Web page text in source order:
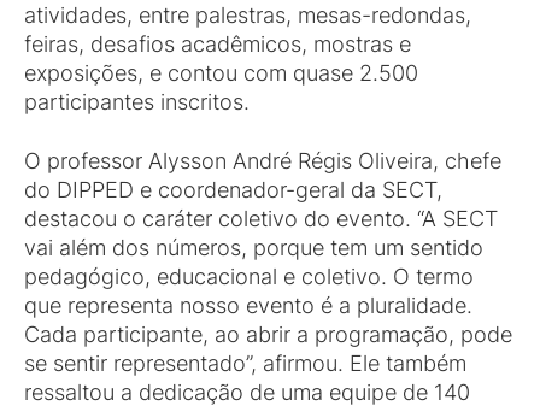
atividades, entre palestras, mesas-redondas,
feiras, desafios acadêmicos, mostras e
exposições, e contou com quase 2.500
participantes inscritos.
O professor Alysson André Régis Oliveira, chefe
do DIPPED e coordenador-geral da SECT,
destacou o caráter coletivo do evento. “A SECT
vai além dos números, porque tem um sentido
pedagógico, educacional e coletivo. O termo
que representa nosso evento é a pluralidade.
Cada participante, ao abrir a programação, pode
se sentir representado”, afirmou. Ele também
ressaltou a dedicação de uma equipe de 140